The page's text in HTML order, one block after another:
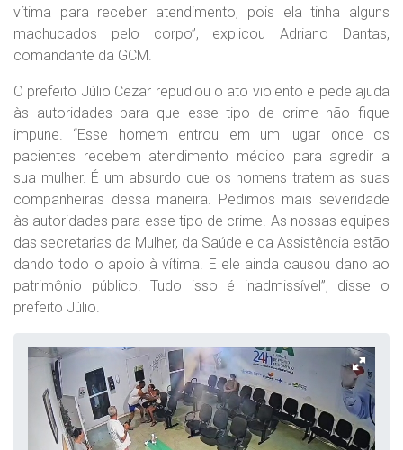
vítima para receber atendimento, pois ela tinha alguns
machucados pelo corpo”, explicou Adriano Dantas,
comandante da GCM.
O prefeito Júlio Cezar repudiou o ato violento e pede ajuda
às autoridades para que esse tipo de crime não fique
impune. “Esse homem entrou em um lugar onde os
pacientes recebem atendimento médico para agredir a
sua mulher. É um absurdo que os homens tratem as suas
companheiras dessa maneira. Pedimos mais severidade
às autoridades para esse tipo de crime. As nossas equipes
das secretarias da Mulher, da Saúde e da Assistência estão
dando todo o apoio à vítima. E ele ainda causou dano ao
patrimônio público. Tudo isso é inadmissível”, disse o
prefeito Júlio.